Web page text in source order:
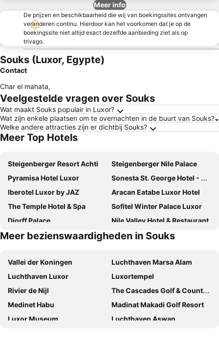
Meer info
De prijzen en beschikbaarheid die wij van boekingssites ontvangen
veranderen continu. Hierdoor kan het voorkomen dat je op de
boekingssite niet altijd exact dezelfde aanbieding ziet als op
trivago.
Souks (Luxor, Egypte)
Contact
Char el mahata,
Veelgestelde vragen over Souks
Wat maakt Souks populair in Luxor?
Wat zijn enkele plaatsen om te overnachten in de buurt van Souks?
Welke andere attracties zijn er dichtbij Souks?
Meer Top Hotels
Steigenberger Resort Achti
Steigenberger Nile Palace
Pyramisa Hotel Luxor
Sonesta St. George Hotel - Convention Center
Iberotel Luxor by JAZ
Aracan Eatabe Luxor Hotel
The Temple Hotel & Spa
Sofitel Winter Palace Luxor
Djorff Palace
Nile Valley Hotel & Restaurant
Nefertiti Hotel Luxor
Jewel Howard Carter Hotel
Al Moudira Hotel
Hotel Sheherazade
Susanna Hotel Luxor
Nile Compound
Karnak Hotel
Philippe Luxor Hotel
Villa Nile House Luxor
El Gezira Garden Hotel Luxor
El Nakhil Hotel
Thebes Hotel
Meer bezienswaardigheden in Souks
Vallei der Koningen
Luchthaven Marsa Alam
Luchthaven Luxor
Luxortempel
Rivier de Nijl
The Cascades Golf & Country Club
Medinet Habu
Madinat Makadi Golf Resort
Luxor Museum
Luchthaven Aswan